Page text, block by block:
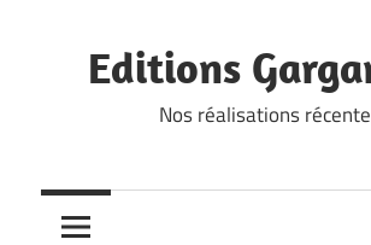
contentEditions
Nos réalisations